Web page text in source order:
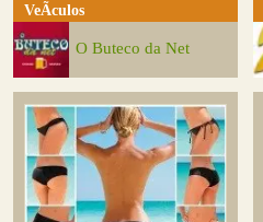
VeÃ­culos
O Buteco da Net